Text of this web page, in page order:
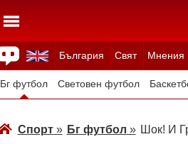
България Свят Мнения
Здраве Времето Анкети Вицове
Бг футбол Световен футбол
Спорт» Бг футбол » Шок! И